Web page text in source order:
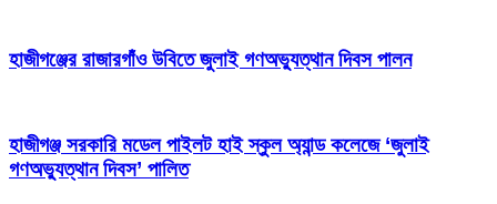
হাজীগঞ্জের রাজারগাঁও উবিতে জুলাই গণঅভ্যুত্থান দিবস পালন
হাজীগঞ্জ সরকারি মডেল পাইলট হাই স্কুল অ্যান্ড কলেজে ‘জুলাই
গণঅভ্যুত্থান দিবস’ পালিত